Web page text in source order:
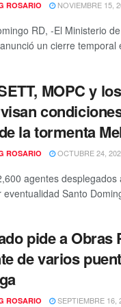
ROSARIO NOVIEMBRE 15,
RD, -El Ministerio
un cierre
MOPC y
la tormenta
ROSARIO OCTUBRE 24,
agentes
eventualidad Santo
pide a Obras
de varios
ROSARIO SEPTIEMBRE 16,